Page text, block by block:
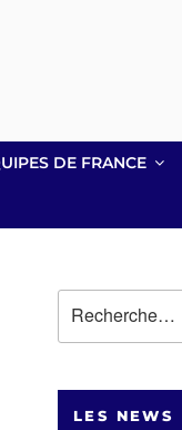
DE FRANCE
pour
:
LES NEWS